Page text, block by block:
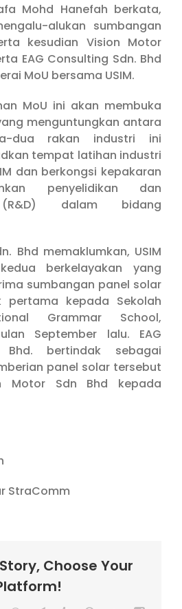
Mohd Hanefah berkata,
alukan sumbangan
kesudian Vision Motor
EAG Consulting Sdn. Bhd
MoU bersama USIM.
MoU ini akan membuka
menguntungkan antara
dua rakan industri ini
tempat latihan industri
dan berkongsi kepakaran
penyelidikan dan
(R&D) dalam bidang
Bhd memaklumkan, USIM
berkelayakan yang
sumbangan panel solar
pertama kepada Sekolah
Grammar School,
September lalu. EAG
Bhd. bertindak sebagai
panel solar tersebut
Motor Sdn Bhd kepada
StraComm
Choose Your